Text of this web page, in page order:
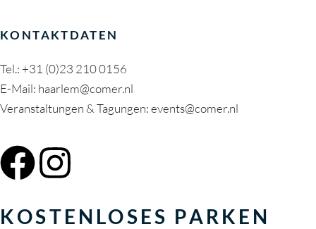
KONTAKTDATEN
Tel.: +31 (0)23 210 0156
E-Mail: haarlem@comer.nl
Veranstaltungen & Tagungen: events@comer.nl
KOSTENLOSES PARKEN